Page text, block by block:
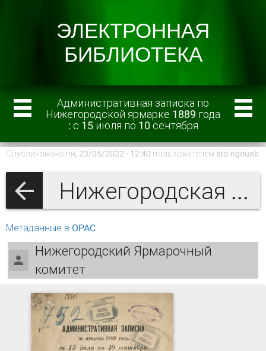
Административная записка по
Нижегородской ярмарке 1889 года
: с 15 июля по 10 сентября
Опубликовано пн, 23/05/2022 - 12:40 пользователем sto-ngounb
Нижегородская ярмарка
Метаданные в OPAC
Нижегородский Ярмарочный
комитет